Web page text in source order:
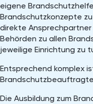
eigene
Brandschutzkonzepte
direkte Ansprechpartner
Behörden zu allen
jeweilige Einrichtung zu
Entsprechend komplex
Die Ausbildung zum